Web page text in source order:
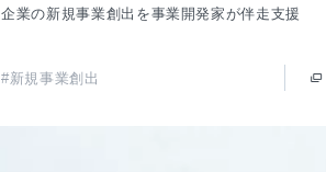
企業の新規事業創出を事業開発家が伴走支援
#新規事業創出